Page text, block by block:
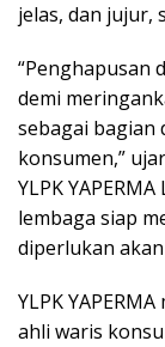
jelas, dan jujur,
“Penghapusan
demi
sebagai bagian
konsumen,”
YLPK
lembaga siap
diperlukan
YLPK
ahli waris